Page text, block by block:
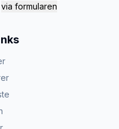
via formularen